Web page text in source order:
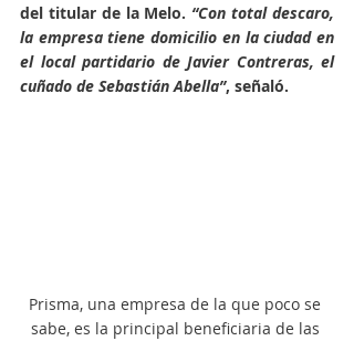
del titular de la Melo. “Con total descaro,
la empresa tiene domicilio en la ciudad en
el local partidario de Javier Contreras, el
cuñado de Sebastián Abella”, señaló.
Prisma, una empresa de la que poco se
sabe, es la principal beneficiaria de las